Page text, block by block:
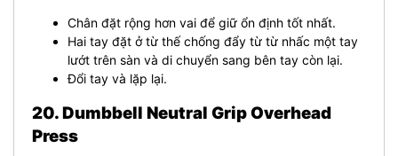
Chân đặt rộng hơn vai để giữ ổn định tốt nhất.
Hai tay đặt ở từ thế chống đẩy từ từ nhấc một tay
lướt trên sàn và di chuyển sang bên tay còn lại.
Đổi tay và lặp lại.
20. Dumbbell Neutral Grip Overhead
Press